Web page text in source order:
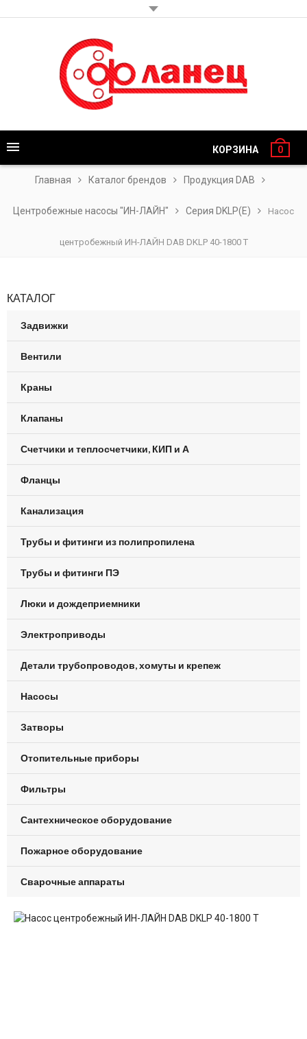
КОРЗИНА 0
Главная Каталог брендов Продукция DAB
Центробежные насосы "ИН-ЛАЙН" Серия DKLP(Е) Насос
центробежный ИН-ЛАЙН DAB DKLP 40-1800 T
КАТАЛОГ
Задвижки
Вентили
Краны
Клапаны
Счетчики и теплосчетчики, КИП и А
Фланцы
Канализация
Трубы и фитинги из полипропилена
Трубы и фитинги ПЭ
Люки и дождеприемники
Электроприводы
Детали трубопроводов, хомуты и крепеж
Насосы
Затворы
Отопительные приборы
Фильтры
Сантехническое оборудование
Пожарное оборудование
Сварочные аппараты